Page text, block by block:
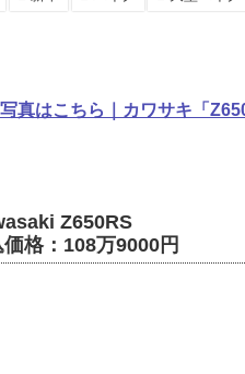
はこちら｜カワサキ「
Z650RS
格：108万9000円